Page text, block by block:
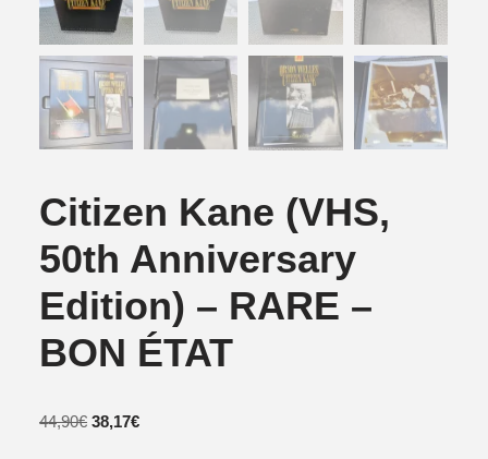
Citizen Kane (VHS,
50th Anniversary
Edition) – RARE –
BON ÉTAT
44,90€ 38,17€